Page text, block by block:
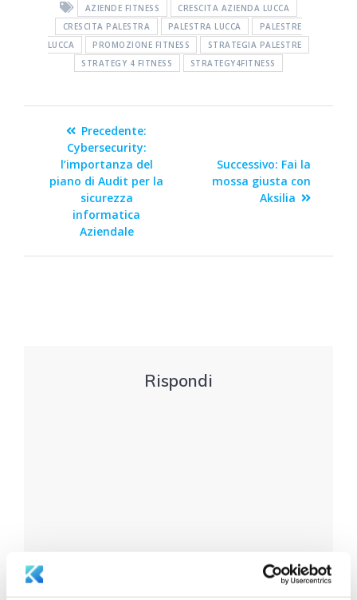
AZIENDE FITNESS
CRESCITA AZIENDA LUCCA
CRESCITA PALESTRA
PALESTRA LUCCA
PALESTRE
LUCCA
PROMOZIONE FITNESS
STRATEGIA PALESTRE
STRATEGY 4 FITNESS
STRATEGY4FITNESS
Precedente:
Cybersecurity:
l’importanza del
piano di Audit per la
sicurezza
informatica
Aziendale
Successivo: Fai la
mossa giusta con
Aksilia
Rispondi